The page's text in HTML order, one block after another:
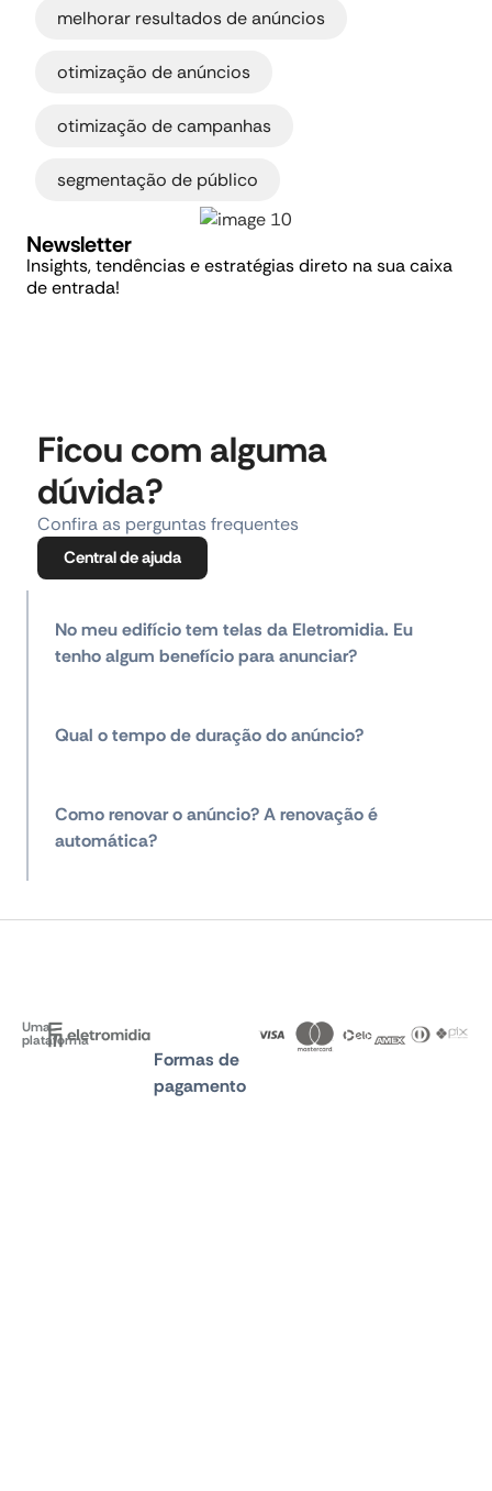
melhorar resultados de anúncios
otimização de anúncios
otimização de campanhas
segmentação de público
Newsletter
Insights, tendências e estratégias direto na sua caixa
de entrada!
Ficou com alguma
dúvida?
Confira as perguntas frequentes
Central de ajuda
No meu edifício tem telas da Eletromidia. Eu
tenho algum benefício para anunciar?
Qual o tempo de duração do anúncio?
Como renovar o anúncio? A renovação é
automática?
Uma
plataforma
Formas de
pagamento